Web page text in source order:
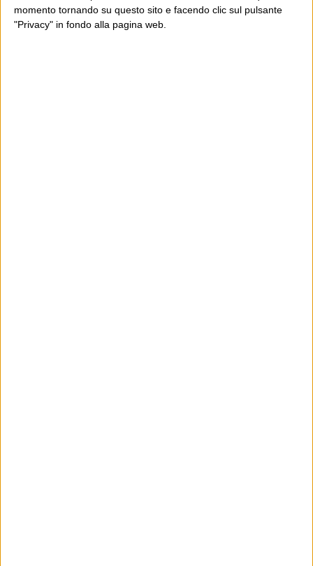
momento tornando su questo sito e facendo clic sul pulsante
"Privacy" in fondo alla pagina web.
un progetto giornalistico che prosegue da oltre 16